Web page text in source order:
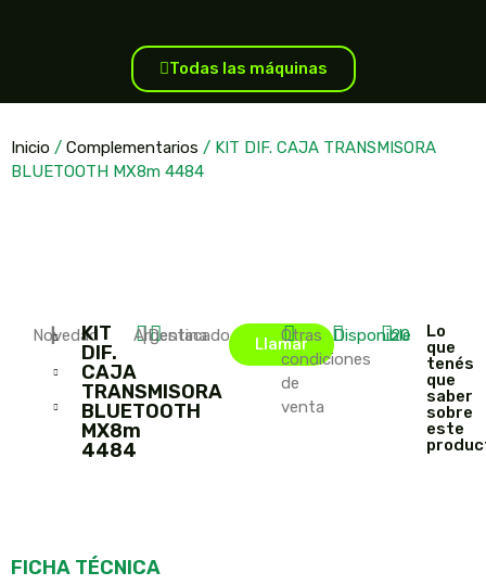
Todas las máquinas
Inicio / Complementarios / KIT DIF. CAJA TRANSMISORA
BLUETOOTH MX8m 4484
Novedad
||
KIT
DIF.
CAJA
TRANSMISORA
BLUETOOTH
MX8m
4484
Argentina
|Destacado Llamar
Otras
condiciones
de
venta
Disponible
20
Lo
que
tenés
que
saber
sobre
este
FICHA TÉCNICA